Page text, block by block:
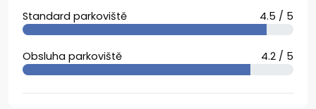
Standard parkoviště 4.5 / 5
Obsluha parkoviště 4.2 / 5